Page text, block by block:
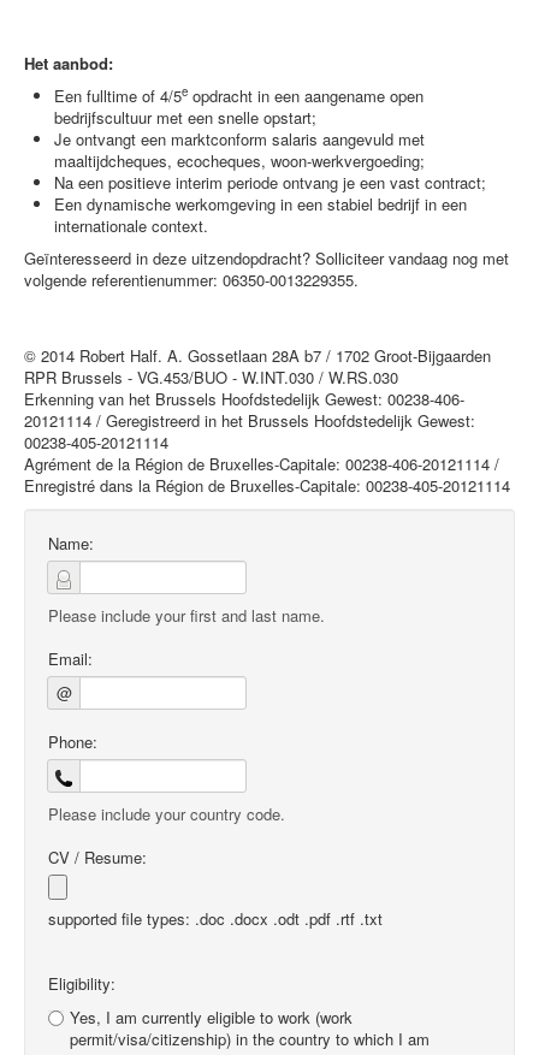
Het aanbod:
Een fulltime of 4/5e opdracht in een aangename open
bedrijfscultuur met een snelle opstart;
Je ontvangt een marktconform salaris aangevuld met
maaltijdcheques, ecocheques, woon-werkvergoeding;
Na een positieve interim periode ontvang je een vast contract;
Een dynamische werkomgeving in een stabiel bedrijf in een
internationale context.
Geïnteresseerd in deze uitzendopdracht? Solliciteer vandaag nog met
volgende referentienummer: 06350-0013229355.
© 2014 Robert Half. A. Gossetlaan 28A b7 / 1702 Groot-Bijgaarden
RPR Brussels - VG.453/BUO - W.INT.030 / W.RS.030
Erkenning van het Brussels Hoofdstedelijk Gewest: 00238-406-
20121114 / Geregistreerd in het Brussels Hoofdstedelijk Gewest:
00238-405-20121114
Agrément de la Région de Bruxelles-Capitale: 00238-406-20121114 /
Enregistré dans la Région de Bruxelles-Capitale: 00238-405-20121114
Name:
Please include your first and last name.
Email:
@
Phone:
Please include your country code.
CV / Resume:
supported file types: .doc .docx .odt .pdf .rtf .txt
Eligibility:
Yes, I am currently eligible to work (work
permit/visa/citizenship) in the country to which I am